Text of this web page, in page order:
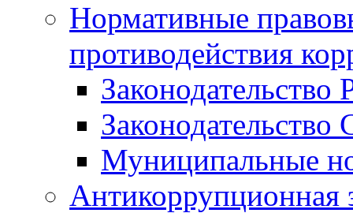
Нормативные
противодействия
Законодательство
Муниципальные
Антикоррупционная